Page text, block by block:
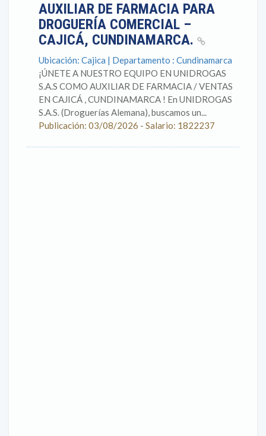
AUXILIAR DE FARMACIA PARA
DROGUERÍA COMERCIAL –
CAJICÁ, CUNDINAMARCA.
Ubicación: Cajica | Departamento : Cundinamarca
¡ÚNETE A NUESTRO EQUIPO EN UNIDROGAS
S.A.S COMO AUXILIAR DE FARMACIA / VENTAS
EN CAJICÁ , CUNDINAMARCA ! En UNIDROGAS
S.A.S. (Droguerías Alemana), buscamos un...
Publicación: 03/08/2026 - Salario: 1822237